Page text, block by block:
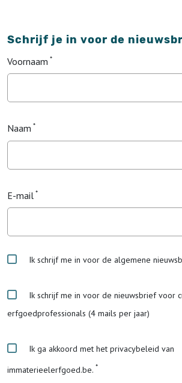
Schrijf je in voor de
Voornaam
Naam
E-mail
Ik schrijf me in voor de algemene
Ik schrijf me in voor de nieuwsbrief voor
erfgoedprofessionals (4 mails per jaar)
Ik ga akkoord met het privacybeleid van
immaterieelerfgoed.be.